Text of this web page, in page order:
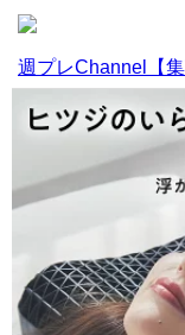
週プレChannel【